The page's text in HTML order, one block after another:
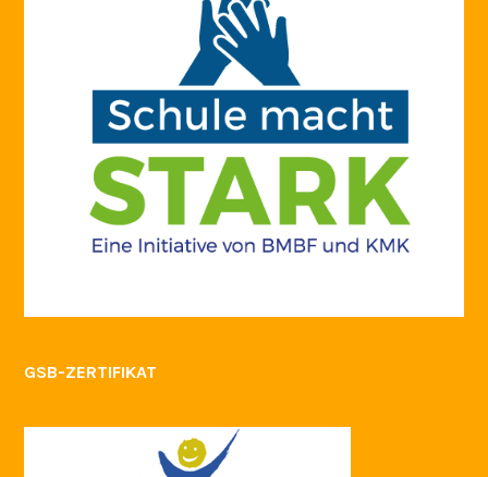
GSB-ZERTIFIKAT